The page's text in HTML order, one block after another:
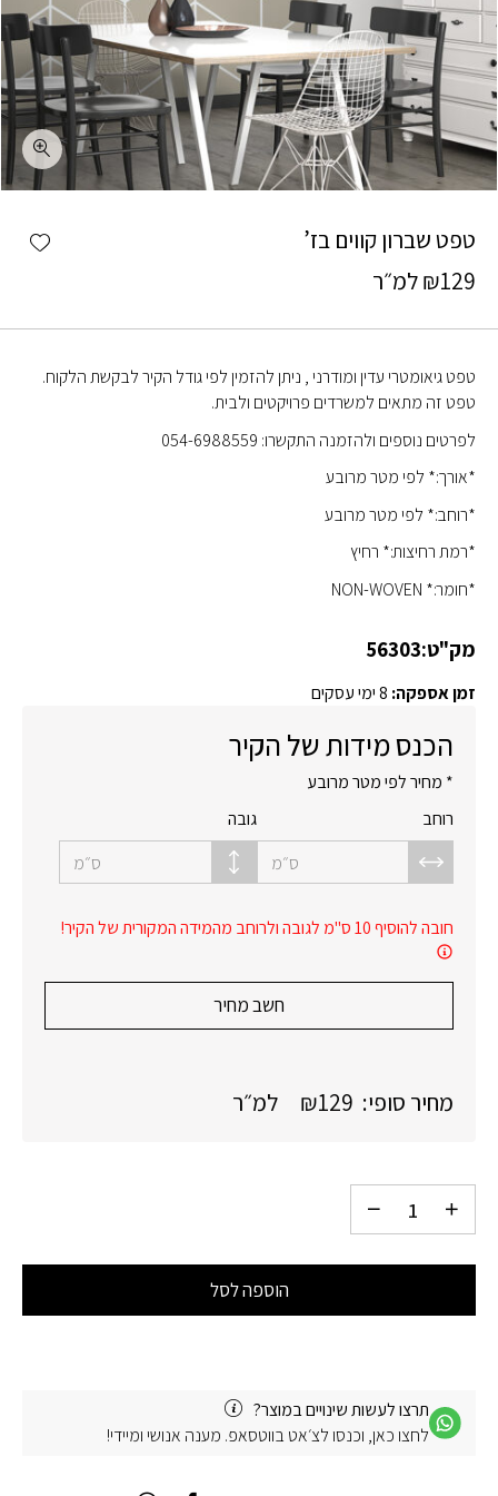
טפט שברון קווים בז’
₪129 למ״ר
טפט גיאומטרי עדין ומודרני , ניתן להזמין לפי גודל הקיר לבקשת הלקוח.
טפט זה מתאים למשרדים פרויקטים ולבית.
לפרטים נוספים ולהזמנה התקשרו: 054-6988559
*אורך:* לפי מטר מרובע
*רוחב:* לפי מטר מרובע
*רמת רחיצות:* רחיץ
*חומר:* NON-WOVEN
מק"ט:56303
זמן אספקה: 8 ימי עסקים
הכנס מידות של הקיר
* מחיר לפי מטר מרובע
רוחב
ס״מ
גובה
ס״מ
חובה להוסיף 10 ס"מ לגובה ולרוחב מהמידה המקורית של הקיר!
חשב מחיר
מחיר סופי: ₪129 למ״ר
הוספה לסל
תרצו לעשות שינויים במוצר?
לחצו כאן, וכנסו לצ׳אט בווטסאפ. מענה אנושי ומיידי!